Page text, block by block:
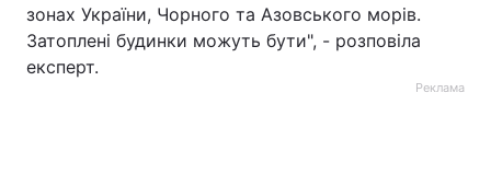
зонах України, Чорного та Азовського морів.
Затоплені будинки можуть бути", - розповіла
експерт.
Реклама